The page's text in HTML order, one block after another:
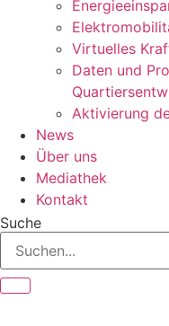
Virtuelles
Daten und
Aktivierung
News
Über uns
Mediathek
Kontakt
Suche